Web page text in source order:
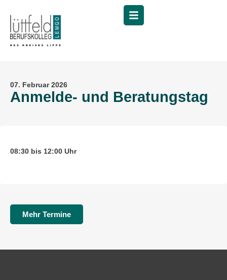
Menü
07. Februar 2026
Anmelde- und Beratungstag
08:30 bis 12:00 Uhr
Mehr Termine